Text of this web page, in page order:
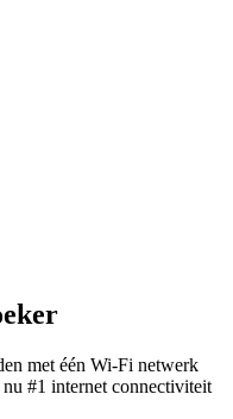
met één Wi-Fi netwerk
#1 internet connectiviteit